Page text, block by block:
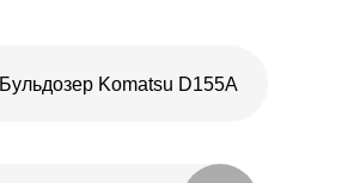
Бульдозер Komatsu D155A